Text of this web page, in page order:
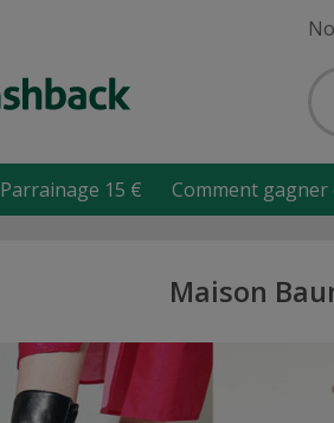
Parrainage 15 € Comment gagner
Maison